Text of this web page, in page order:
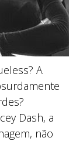
A
Dash, a
não